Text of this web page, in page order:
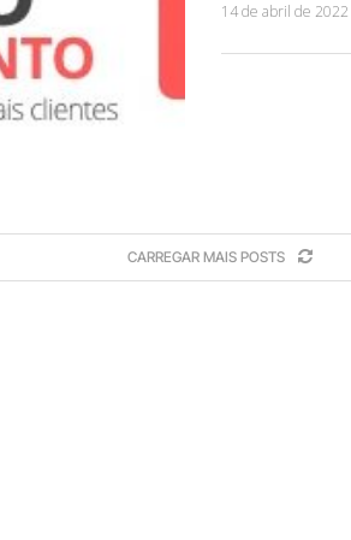
14 de abril de 2022
CARREGAR MAIS POSTS